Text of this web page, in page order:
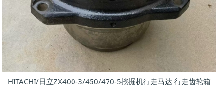
HITACHI/日立ZX400-3/450/470-5挖掘机行走马达 行走齿轮箱